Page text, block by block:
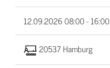
12.09.202608:00 - 16:00
20537 Hamburg